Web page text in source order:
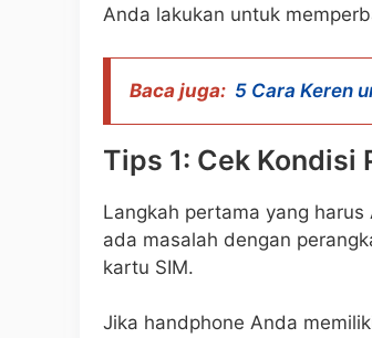
Anda lakukan untuk
Baca juga: 5 Cara Keren
Tips 1: Cek Kondisi
Langkah pertama yang
ada masalah dengan
kartu SIM.
Jika handphone Anda